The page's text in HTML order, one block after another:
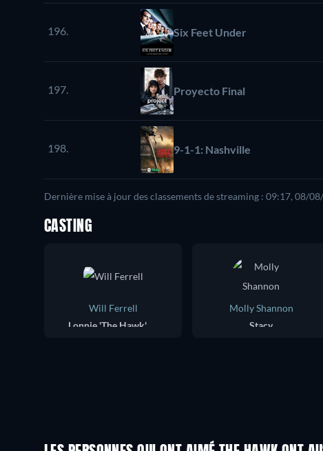
196. Six Feet Under
197. Proyecto Final
198. 9-1-1: Nashville
Dernière mise à jour des classements de streaming : 09:17, 08/
CASTING
Will Ferrell
Molly Shannon
Stacy